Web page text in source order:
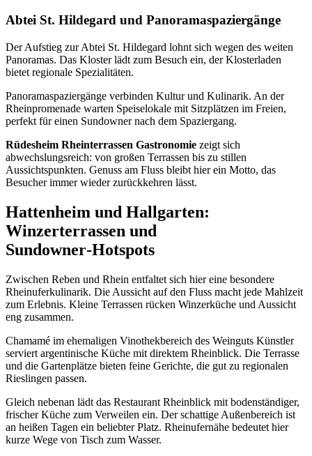
Abtei St. Hildegard und Panoramaspaziergänge
Der Aufstieg zur Abtei St. Hildegard lohnt sich wegen des weiten
Panoramas. Das Kloster lädt zum Besuch ein, der Klosterladen
bietet regionale Spezialitäten.
Panoramaspaziergänge verbinden Kultur und Kulinarik. An der
Rheinpromenade warten Speiselokale mit Sitzplätzen im Freien,
perfekt für einen Sundowner nach dem Spaziergang.
Rüdesheim Rheinterrassen Gastronomie zeigt sich
abwechslungsreich: von großen Terrassen bis zu stillen
Aussichtspunkten. Genuss am Fluss bleibt hier ein Motto, das
Besucher immer wieder zurückkehren lässt.
Hattenheim und Hallgarten:
Winzerterrassen und
Sundowner‑Hotspots
Zwischen Reben und Rhein entfaltet sich hier eine besondere
Rheinuferkulinarik. Die Aussicht auf den Fluss macht jede Mahlzeit
zum Erlebnis. Kleine Terrassen rücken Winzerküche und Aussicht
eng zusammen.
Chamamé im ehemaligen Vinothekbereich des Weinguts Künstler
serviert argentinische Küche mit direktem Rheinblick. Die Terrasse
und die Gartenplätze bieten feine Gerichte, die gut zu regionalen
Rieslingen passen.
Gleich nebenan lädt das Restaurant Rheinblick mit bodenständiger,
frischer Küche zum Verweilen ein. Der schattige Außenbereich ist
an heißen Tagen ein beliebter Platz. Rheinufernähe bedeutet hier
kurze Wege von Tisch zum Wasser.